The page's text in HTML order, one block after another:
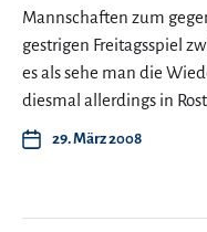
Mannschaften zum
gestrigen Freitagsspiel
es als sehe man die
diesmal allerdings in
29. März 2008